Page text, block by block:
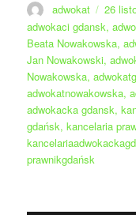
Autor
adwokat
Data
26
adwokaci gdansk,
Beata Nowakowska,
Jan Nowakowski,
Nowakowska,
adwokatnowakowska,
adwokacka gdansk,
gdańsk,kancelaria
prawnikgdańsk